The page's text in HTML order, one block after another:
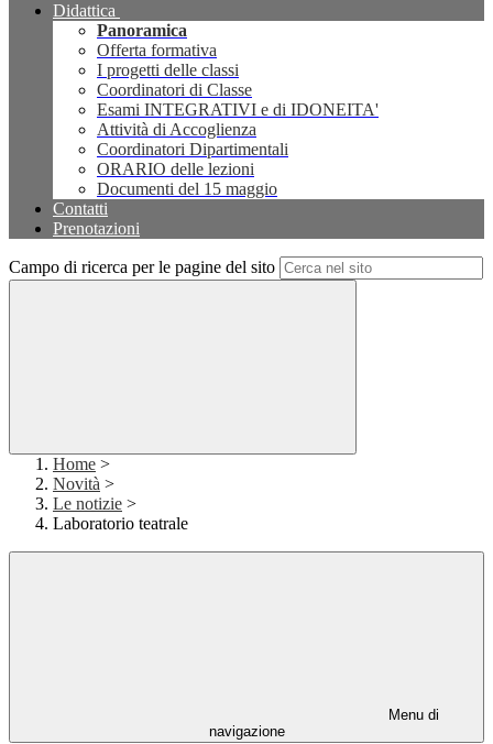
Didattica
Panoramica
Offerta formativa
I progetti delle classi
Coordinatori di Classe
Esami INTEGRATIVI e di IDONEITA'
Attività di Accoglienza
Coordinatori Dipartimentali
ORARIO delle lezioni
Documenti del 15 maggio
Contatti
Prenotazioni
Campo di ricerca per le pagine del sito
Home >
Novità >
Le notizie >
Laboratorio teatrale
Menu di
navigazione